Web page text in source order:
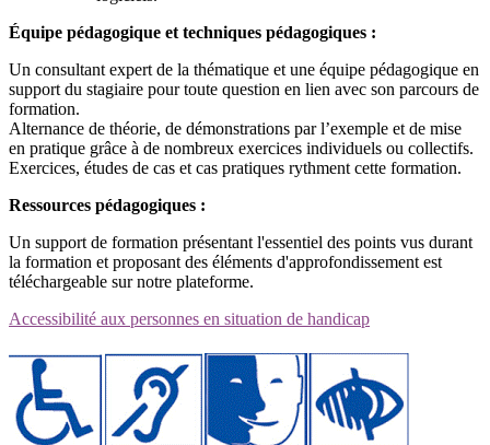
Équipe pédagogique et techniques pédagogiques :
Un consultant expert de la thématique et une équipe pédagogique en
support du stagiaire pour toute question en lien avec son parcours de
formation.
Alternance de théorie, de démonstrations par l’exemple et de mise
en pratique grâce à de nombreux exercices individuels ou collectifs.
Exercices, études de cas et cas pratiques rythment cette formation.
Ressources pédagogiques :
Un support de formation présentant l'essentiel des points vus durant
la formation et proposant des éléments d'approfondissement est
téléchargeable sur notre plateforme.
Accessibilité aux personnes en situation de handicap